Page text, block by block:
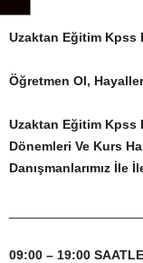
Uzaktan Eğitim Kpss
Öğretmen Ol,
Uzaktan Eğitim Kpss
Dönemleri Ve Kurs
Danışmanlarımız İle
09:00 – 19:00